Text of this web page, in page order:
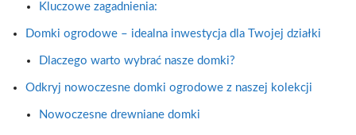
Kluczowe zagadnienia:
Domki ogrodowe – idealna inwestycja dla Twojej działki
Dlaczego warto wybrać nasze domki?
Odkryj nowoczesne domki ogrodowe z naszej kolekcji
Nowoczesne drewniane domki